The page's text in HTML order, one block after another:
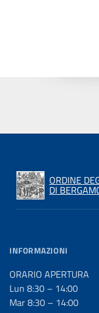
ORDINE
DI
INFORMAZIONI
ORARIO APERTURA
Lun 8:30 – 14:00
Mar 8:30 – 14:00